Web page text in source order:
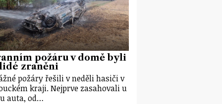
požáru v domě byli
zraněni
požáry řešili v neděli hasiči v
kraji. Nejprve zasahovali u
auta, od…